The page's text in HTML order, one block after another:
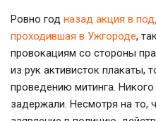
Ровно год назад акция в
проходившая в Ужгороде,
провокациям со стороны
из рук активисток плакаты,
проведению митинга.
задержали. Несмотря на то,